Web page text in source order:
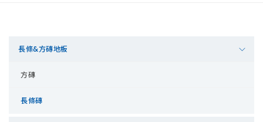
長條&方磚地板
方磚
長條磚